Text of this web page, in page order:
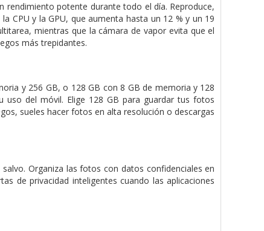
rendimiento potente durante todo el día. Reproduce,
CPU y la GPU, que aumenta hasta un 12 % y un 19
mientras que la cámara de vapor evita que el
más trepidantes.
y 256 GB, o 128 GB con 8 GB de memoria y 128
del móvil. Elige 128 GB para guardar tus fotos
sueles hacer fotos en alta resolución o descargas
Organiza las fotos con datos confidenciales en
de privacidad inteligentes cuando las aplicaciones